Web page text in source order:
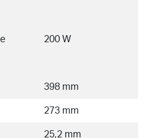
200 W
398 mm
273 mm
25,2 mm